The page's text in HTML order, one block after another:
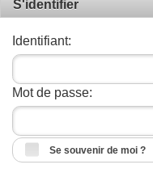
S'identifier
Identifiant:
Mot de passe:
Se souvenir de moi ?